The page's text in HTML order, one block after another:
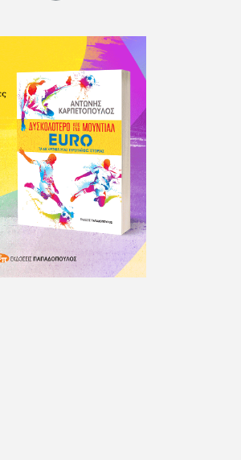
στο περιοδικό Σινεμά, είχε κάποιες
που σκόρπισαν γέλιο στους φίλους
ίδιο. Πήγε στρατό κανονικά στα σύνορα
σχέση με την οικογένεια του, την
διάφορες φορές έφερε σε δύσκολη
υπογραφή του πρωτοδημοσιεύτηκε στο
οριστικά στην Ελλάδα το 1998,
(αφού δυσκολεύεται να πει όχι), και
τον πλήρωσαν κι έμειναν και
τη συνεργασία. Σήμερα πλέον εργάζεται
κλείσει εικοσαετία) και στη
λίγοι έχουν δει περισσότερο
ίδιο και θεωρεί τον εαυτό του τυχερό
γενιάς που απόλαυσε τους μεγαλύτερους
παντρεμένος, αλλά θαυμάζει όσους
να το κάνουν. Αντίθετα από πολλούς
διατροφές. Ελπίζει ότι δεν έχει
θα γράφει όσο υπάρχουν άνθρωποι που